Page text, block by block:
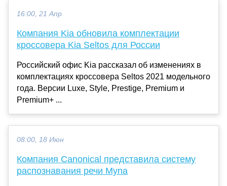
16:00, 21 Апр
Компания Kia обновила комплектации
кроссовера Kia Seltos для России
Российский офис Kia рассказал об изменениях в
комплектациях кроссовера Seltos 2021 модельного
года. Версии Luxe, Style, Prestige, Premium и
Premium+ ...
08:00, 18 Июн
Компания Canonical представила систему
распознавания речи Myna